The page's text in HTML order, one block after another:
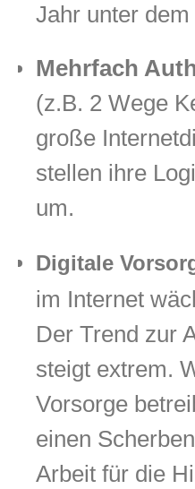
Jahr unter
Mehrfach
(z.B. 2 Wege
große
stellen ihre
um.
Digitale
im Internet
Der Trend zur
steigt extrem.
Vorsorge
einen
Arbeit für die